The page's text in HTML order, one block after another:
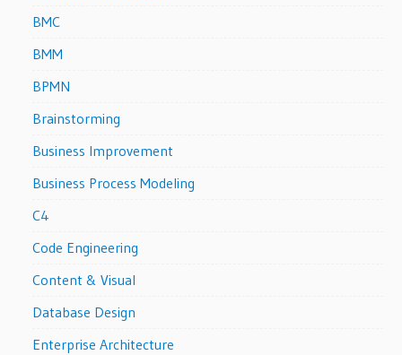
BMC
BMM
BPMN
Brainstorming
Business Improvement
Business Process Modeling
C4
Code Engineering
Content & Visual
Database Design
Enterprise Architecture